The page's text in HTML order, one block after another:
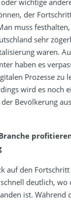
der
muss
sehr
waren.
haben es
Prozesse zu
wird es noch
Bevölkerung
auf den
deutlich, wo
ist. Während